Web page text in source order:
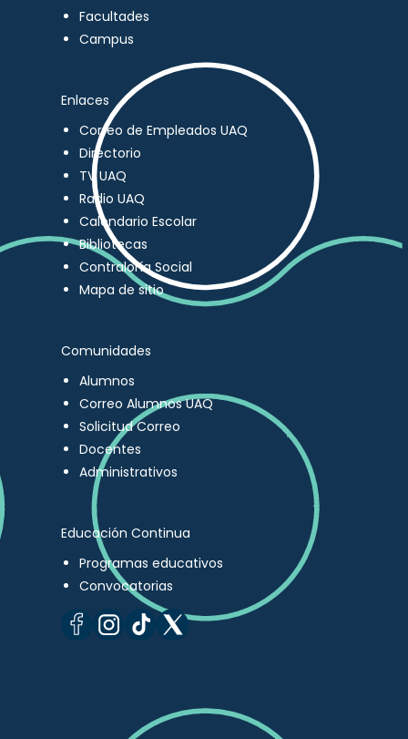
Facultades
Campus
Enlaces
Correo de Empleados UAQ
Directorio
TV UAQ
Radio UAQ
Calendario Escolar
Bibliotecas
Contraloría Social
Mapa de sitio
Comunidades
Alumnos
Correo Alumnos UAQ
Solicitud Correo
Docentes
Administrativos
Educación Continua
Programas educativos
Convocatorias